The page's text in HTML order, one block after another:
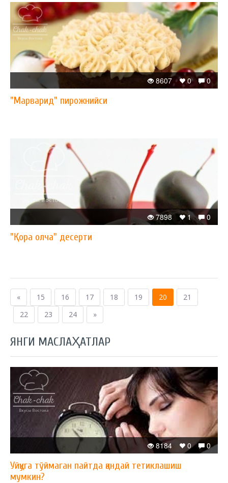
0
0
8607
"Марварид" пирожнийси
0
1
7898
"Қора олча" десерти
« 15 16 17 18 19 20
21
22
23 24 »
ЯНГИ МАСЛАҲАТЛАР
0
0
8184
Уйқуга тўймаган пайтда қандай тетиклашиш
мумкин?